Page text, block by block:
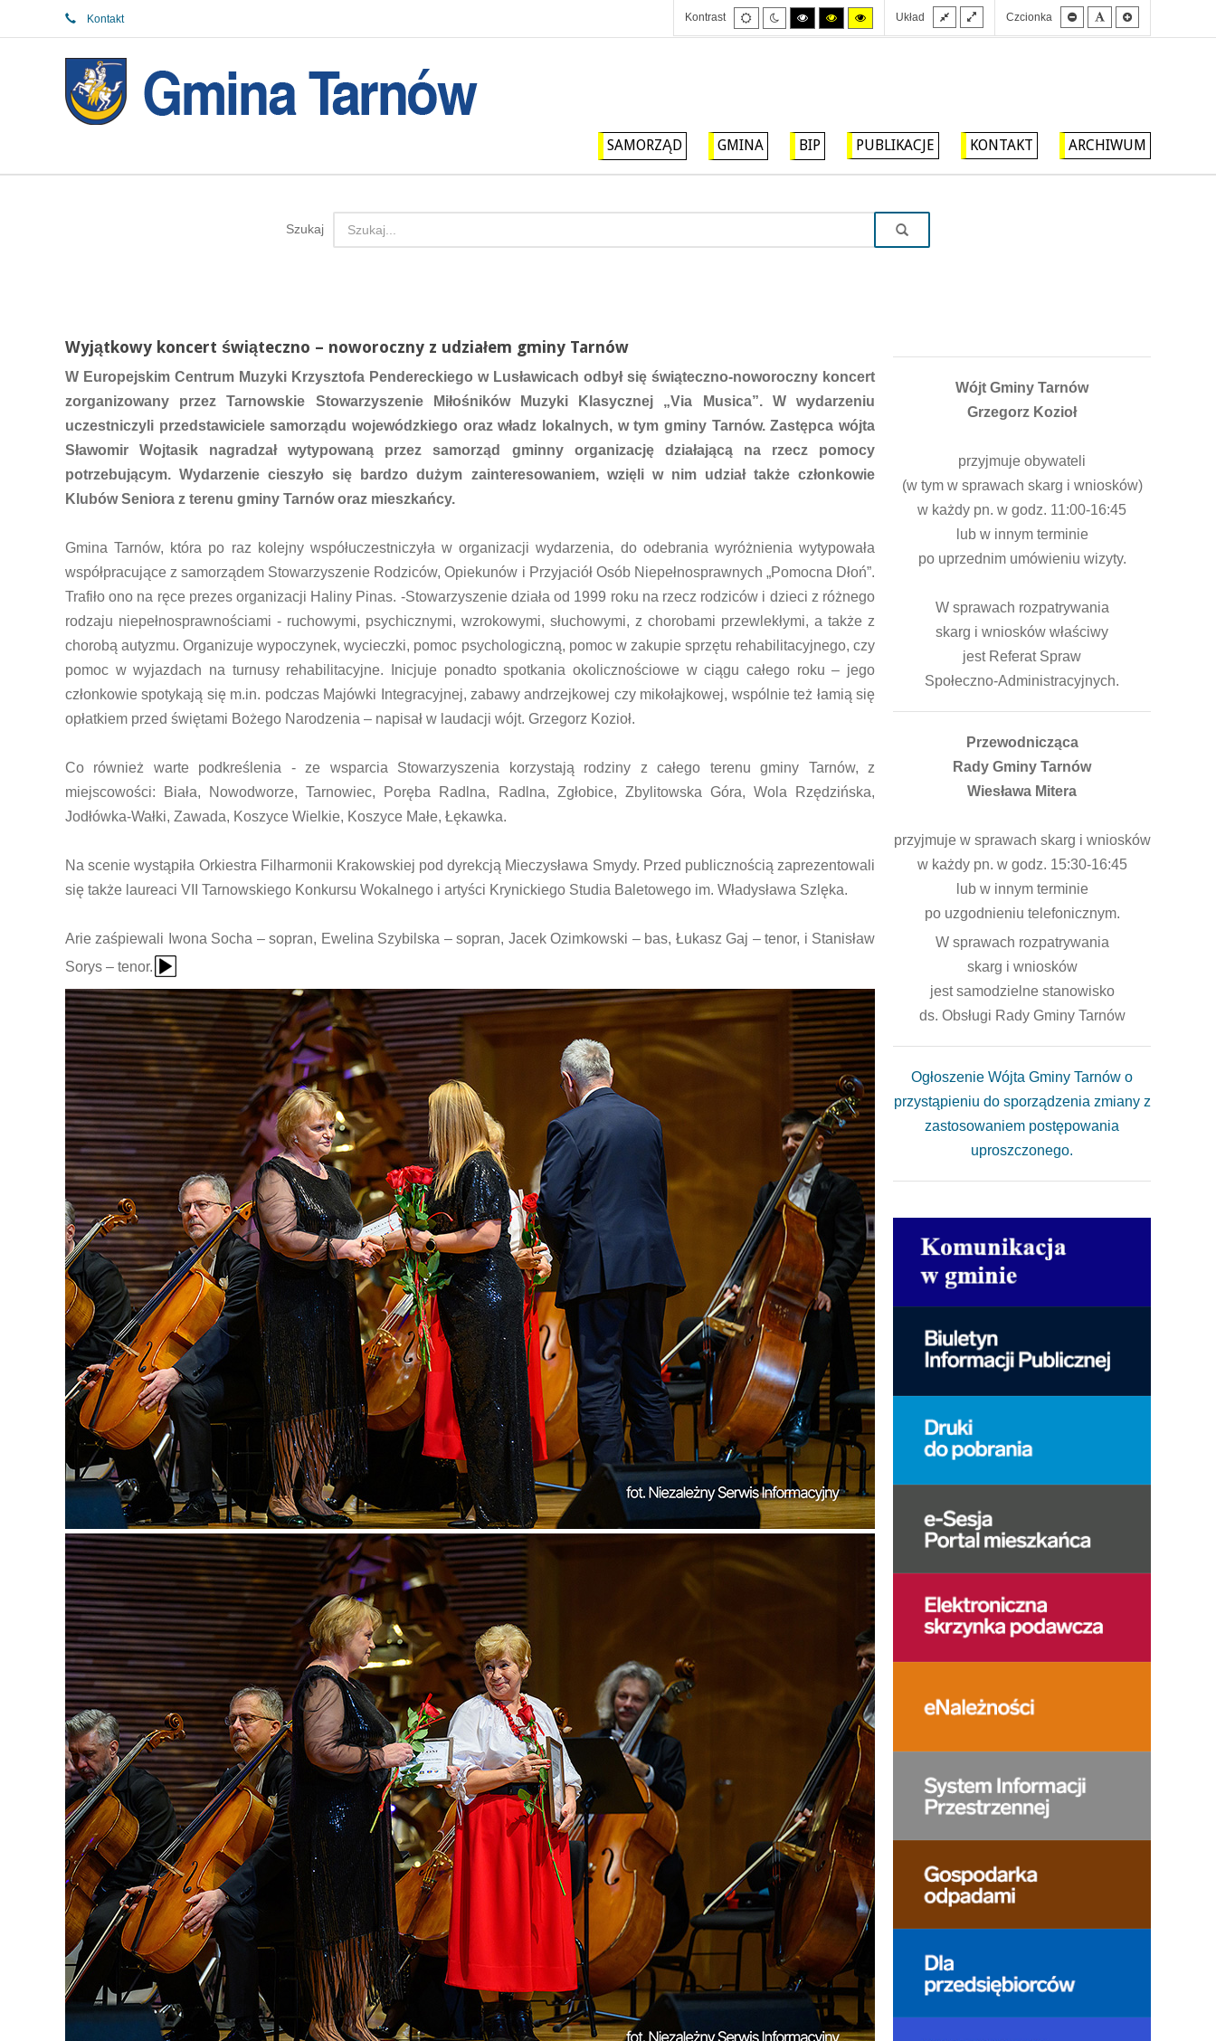
Kontakt Kontrast
Tryb
domyślny
Tryb
nocny
Tryb
wysokiego
kontrastu
Tryb
wysokiego
kontrastu
Tryb
wysokiego
kontrastu
Układ
Stały
układ
Szeroki
układCzcionka
Mniejsza
czcionka
Domyślna
czcionka
SAMORZĄD GMINA BIP PUBLIKACJE KONTAKT ARCHIWUM
Szukaj
Wyjątkowy koncert świąteczno – noworoczny z udziałem gminy Tarnów
W Europejskim Centrum Muzyki Krzysztofa Pendereckiego w Lusławicach odbył się świąteczno-noworoczny koncert
zorganizowany przez Tarnowskie Stowarzyszenie Miłośników Muzyki Klasycznej „Via Musica”. W wydarzeniu
uczestniczyli przedstawiciele samorządu wojewódzkiego oraz władz lokalnych, w tym gminy Tarnów. Zastępca wójta
Sławomir Wojtasik nagradzał wytypowaną przez samorząd gminny organizację działającą na rzecz pomocy
potrzebującym. Wydarzenie cieszyło się bardzo dużym zainteresowaniem, wzięli w nim udział także członkowie
Klubów Seniora z terenu gminy Tarnów oraz mieszkańcy.
Gmina Tarnów, która po raz kolejny współuczestniczyła w organizacji wydarzenia, do odebrania wyróżnienia wytypowała
współpracujące z samorządem Stowarzyszenie Rodziców, Opiekunów i Przyjaciół Osób Niepełnosprawnych „Pomocna Dłoń”.
Trafiło ono na ręce prezes organizacji Haliny Pinas. -Stowarzyszenie działa od 1999 roku na rzecz rodziców i dzieci z różnego
rodzaju niepełnosprawnościami - ruchowymi, psychicznymi, wzrokowymi, słuchowymi, z chorobami przewlekłymi, a także z
chorobą autyzmu. Organizuje wypoczynek, wycieczki, pomoc psychologiczną, pomoc w zakupie sprzętu rehabilitacyjnego, czy
pomoc w wyjazdach na turnusy rehabilitacyjne. Inicjuje ponadto spotkania okolicznościowe w ciągu całego roku – jego
członkowie spotykają się m.in. podczas Majówki Integracyjnej, zabawy andrzejkowej czy mikołajkowej, wspólnie też łamią się
opłatkiem przed świętami Bożego Narodzenia – napisał w laudacji wójt. Grzegorz Kozioł.
Co również warte podkreślenia - ze wsparcia Stowarzyszenia korzystają rodziny z całego terenu gminy Tarnów, z
miejscowości: Biała, Nowodworze, Tarnowiec, Poręba Radlna, Radlna, Zgłobice, Zbylitowska Góra, Wola Rzędzińska,
Jodłówka-Wałki, Zawada, Koszyce Wielkie, Koszyce Małe, Łękawka.
Na scenie wystąpiła Orkiestra Filharmonii Krakowskiej pod dyrekcją Mieczysława Smydy. Przed publicznością zaprezentowali
się także laureaci VII Tarnowskiego Konkursu Wokalnego i artyści Krynickiego Studia Baletowego im. Władysława Szlęka.
Arie zaśpiewali Iwona Socha – sopran, Ewelina Szybilska – sopran, Jacek Ozimkowski – bas, Łukasz Gaj – tenor, i Stanisław
Sorys – tenor.
{Play}
Wójt Gminy Tarnów
Grzegorz Kozioł
przyjmuje obywateli
(w tym w sprawach skarg i wniosków)
w każdy pn. w godz. 11:00-16:45
lub w innym terminie
po uprzednim umówieniu wizyty.
W sprawach rozpatrywania
skarg i wniosków właściwy
jest Referat Spraw
Społeczno-Administracyjnych.
Przewodnicząca
Rady Gminy Tarnów
Wiesława Mitera
przyjmuje w sprawach skarg i wniosków
w każdy pn. w godz. 15:30-16:45
lub w innym terminie
po uzgodnieniu telefonicznym.
W sprawach rozpatrywania
skarg i wniosków
jest samodzielne stanowisko
ds. Obsługi Rady Gminy Tarnów
Ogłoszenie Wójta Gminy Tarnów o
przystąpieniu do sporządzenia zmiany z
zastosowaniem postępowania
uproszczonego.